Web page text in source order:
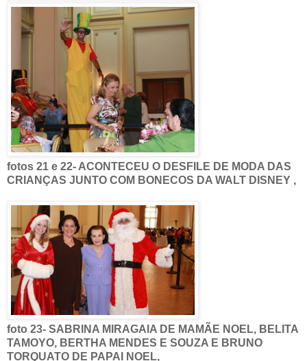
fotos 21 e 22- ACONTECEU O DESFILE DE MODA DAS
CRIANÇAS JUNTO COM BONECOS DA WALT DISNEY ,
foto 23- SABRINA MIRAGAIA DE MAMÃE NOEL, BELITA
TAMOYO, BERTHA MENDES E SOUZA E BRUNO
TORQUATO DE PAPAI NOEL,